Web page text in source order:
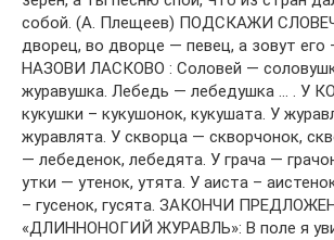
собой. (А. Плещеев) ПОДСКАЖИ
дворец, во дворце — певец, а зовут его
НАЗОВИ ЛАСКОВО : Соловей —
журавушка. Лебедь — лебедушка … . У
кукушки – кукушонок, кукушата. У
журавлята. У скворца — скворчонок,
— лебеденок, лебедята. У грача —
утки — утенок, утята. У аиста –
– гусенок, гусята. ЗАКОНЧИ
«ДЛИННОНОГИЙ ЖУРАВЛЬ»: В поле я